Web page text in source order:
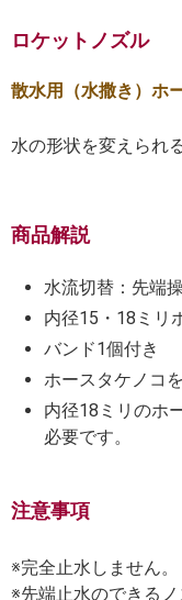
ロケットノズル
散水用（水撒き）ホ
水の形状を変えられ
商品解説
水流切替：先端
内径15・18ミリ
バンド1個付き
ホースタケノコ
内径18ミリのホ
必要です。
注意事項
※完全止水しません。
※先端止水のできる